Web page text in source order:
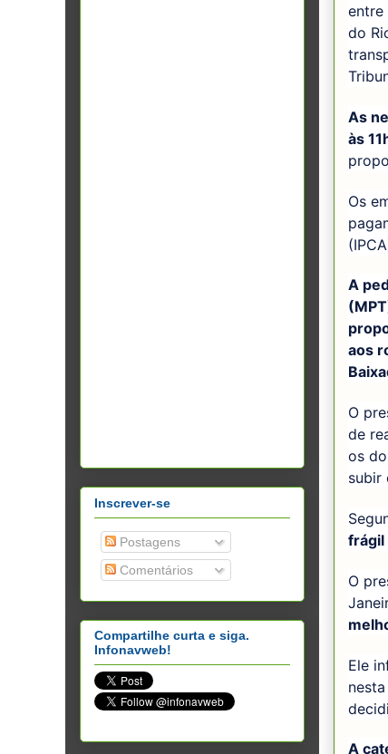
entre
do
As
às
Os
A
aos
O
de
os
subir
frágil
O
Ele
A
Inscrever-se
Postagens
Comentários
Compartilhe curta e siga.
Infonavweb!